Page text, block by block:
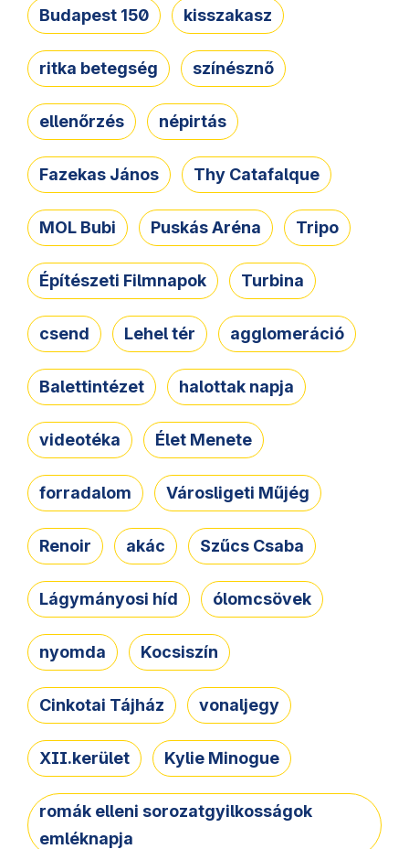
Budapest 150 kisszakasz
ritka betegség színésznő
ellenőrzés népirtás
Fazekas János Thy Catafalque
MOL Bubi Puskás Aréna Tripo
Építészeti Filmnapok Turbina
csend Lehel tér agglomeráció
Balettintézet halottak napja
videotéka Élet Menete
forradalom Városligeti Műjég
Renoir akác Szűcs Csaba
Lágymányosi híd ólomcsövek
nyomda Kocsiszín
Cinkotai Tájház vonaljegy
XII.kerület Kylie Minogue
romák elleni sorozatgyilkosságok
emléknapja